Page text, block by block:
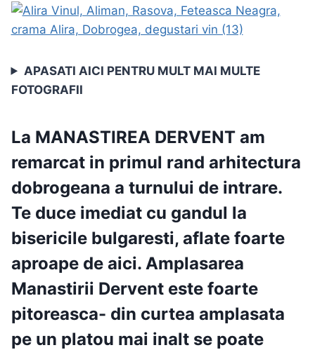
APASATI AICI PENTRU MULT MAI MULTE
FOTOGRAFII
La MANASTIREA DERVENTam
remarcat in primul rand arhitectura
dobrogeana a turnului de intrare.
Te duce imediat cu gandul la
bisericile bulgaresti, aflate foarte
aproape de aici. Amplasarea
Manastirii Dervent este foarte
pitoreasca- din curtea amplasata
pe un platou mai inalt se poate